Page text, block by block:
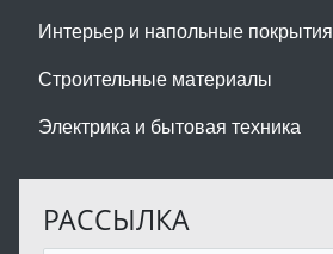
Интерьер и напольные покрытия
Строительные материалы
Электрика и бытовая техника
РАССЫЛКА